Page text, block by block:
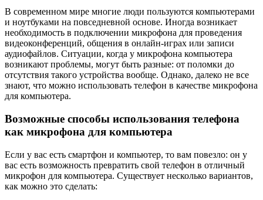
В современном мире многие люди пользуются компьютерами
и ноутбуками на повседневной основе. Иногда возникает
необходимость в подключении микрофона для проведения
видеоконференций, общения в онлайн-играх или записи
аудиофайлов. Ситуации, когда у микрофона компьютера
возникают проблемы, могут быть разные: от поломки до
отсутствия такого устройства вообще. Однако, далеко не все
знают, что можно использовать телефон в качестве микрофона
для компьютера.
Возможные способы использования телефона
как микрофона для компьютера
Если у вас есть смартфон и компьютер, то вам повезло: он у
вас есть возможность превратить свой телефон в отличный
микрофон для компьютера. Существует несколько вариантов,
как можно это сделать: